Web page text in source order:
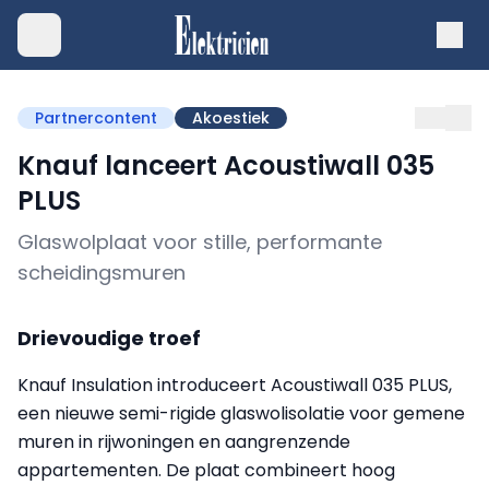
Partnercontent Akoestiek
Knauf lanceert Acoustiwall 035
PLUS
Glaswolplaat voor stille, performante
scheidingsmuren
Drievoudige troef
Knauf Insulation introduceert Acoustiwall 035 PLUS,
een nieuwe semi-rigide glaswolisolatie voor gemene
muren in rijwoningen en aangrenzende
appartementen. De plaat combineert hoog